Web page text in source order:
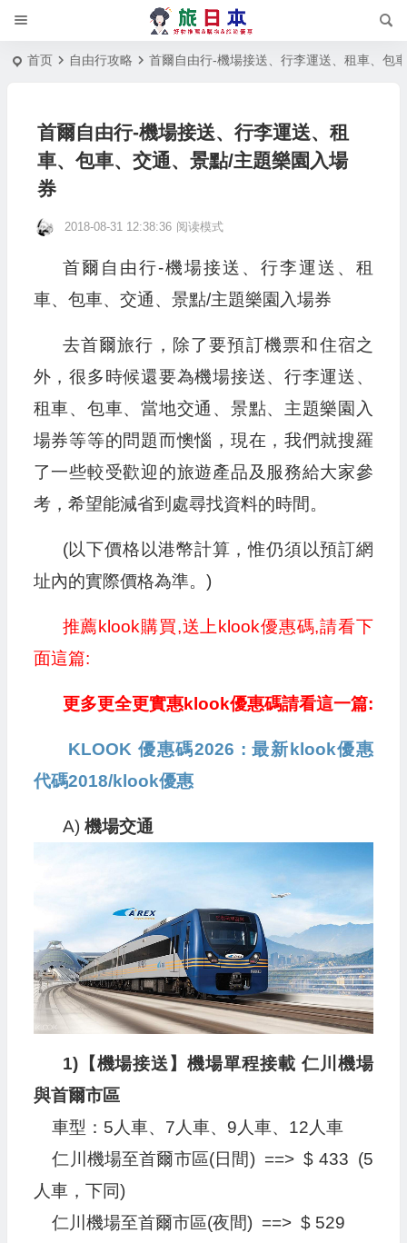
首页 自由行攻略 首爾自由行-機場接送、行李運送、租車、包
首爾自由行-機場接送、行李運送、租
車、包車、交通、景點/主題樂園入場
券
2018-08-31 12:38:36 阅读模式
首爾自由行-機場接送、行李運送、租
車、包車、交通、景點/主題樂園入場券
去首爾旅行，除了要預訂機票和住宿之
外，很多時候還要為機場接送、行李運送、
租車、包車、當地交通、景點、主題樂園入
場券等等的問題而懊惱，現在，我們就搜羅
了一些較受歡迎的旅遊產品及服務給大家參
考，希望能減省到處尋找資料的時間。
(以下價格以港幣計算，惟仍須以預訂網
址內的實際價格為準。)
推薦klook購買,送上klook優惠碼,請看下
面這篇:
更多更全更實惠klook優惠碼請看這一篇:
KLOOK 優惠碼2026 : 最新klook優惠
代碼2018/klook優惠
A) 機場交通
1)【機場接送】機場單程接載 仁川機場
與首爾市區
車型：5人車、7人車、9人車、12人車
仁川機場至首爾市區(日間) ==> $ 433 (5
人車，下同)
仁川機場至首爾市區(夜間) ==> $ 529